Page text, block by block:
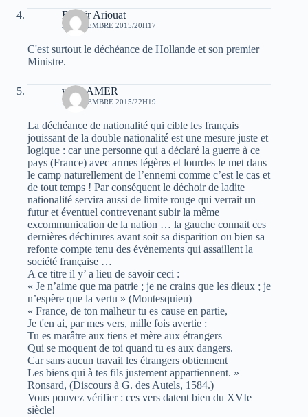
Bachir Ariouat
29 DÉCEMBRE 2015/20H17
C'est surtout le déchéance de Hollande et son premier
Ministre.
veriteAMER
29 DÉCEMBRE 2015/22H19
La déchéance de nationalité qui cible les français
jouissant de la double nationalité est une mesure juste et
logique : car une personne qui a déclaré la guerre à ce
pays (France) avec armes légères et lourdes le met dans
le camp naturellement de l’ennemi comme c’est le cas et
de tout temps ! Par conséquent le déchoir de ladite
nationalité servira aussi de limite rouge qui verrait un
futur et éventuel contrevenant subir la même
excommunication de la nation … la gauche connait ces
dernières déchirures avant soit sa disparition ou bien sa
refonte compte tenu des évènements qui assaillent la
société française …
A ce titre il y’ a lieu de savoir ceci :
« Je n’aime que ma patrie ; je ne crains que les dieux ; je
n’espère que la vertu » (Montesquieu)
« France, de ton malheur tu es cause en partie,
Je t'en ai, par mes vers, mille fois avertie :
Tu es marâtre aux tiens et mère aux étrangers
Qui se moquent de toi quand tu es aux dangers.
Car sans aucun travail les étrangers obtiennent
Les biens qui à tes fils justement appartiennent. »
Ronsard, (Discours à G. des Autels, 1584.)
Vous pouvez vérifier : ces vers datent bien du XVIe
siècle!